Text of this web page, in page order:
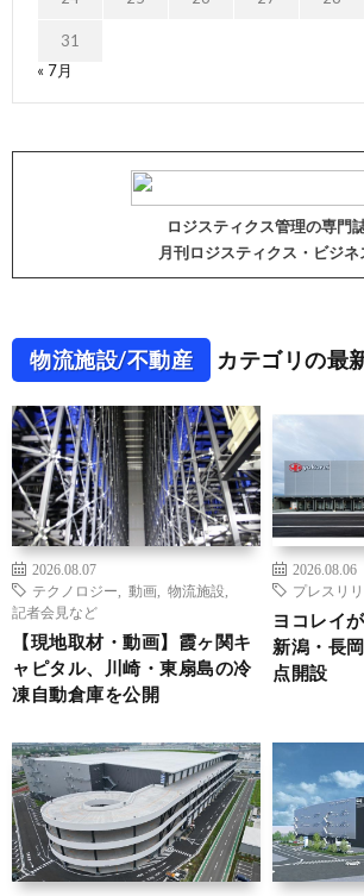
31
« 7月
ロジスティクス管理の専門
月刊ロジスティクス・ビジネ
物流施設/不動産 カテゴリの最
2026.08.07
テクノロジー
動画 物流施設
記者会見など
【現地取材・動画】霞ヶ関キ
ャピタル、川崎・東扇島の冷
凍自動倉庫を公開
2026.08.06
プレスリ
ヨコレイ
新潟・長
点開設